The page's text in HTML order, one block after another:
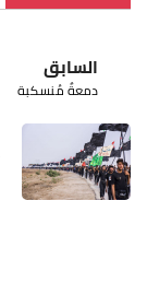
السابق
دمعةٌ مُنسكبة